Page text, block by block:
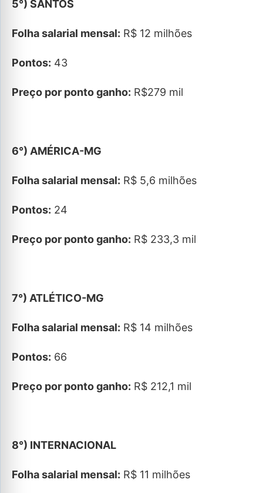
5°) SANTOS
Folha salarial mensal: R$ 12 milhões
Pontos: 43
Preço por ponto ganho: R$279 mil
6°) AMÉRICA-MG
Folha salarial mensal: R$ 5,6 milhões
Pontos: 24
Preço por ponto ganho: R$ 233,3 mil
7°) ATLÉTICO-MG
Folha salarial mensal: R$ 14 milhões
Pontos: 66
Preço por ponto ganho: R$ 212,1 mil
8°) INTERNACIONAL
Folha salarial mensal: R$ 11 milhões